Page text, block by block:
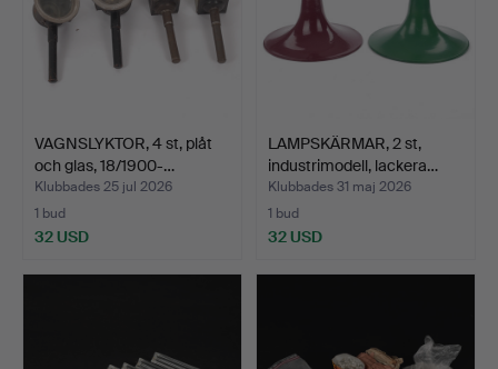
VAGNSLYKTOR, 4 st, plåt
och glas, 18/1900-…
Klubbades 25 jul 2026
1 bud
32 USD
LAMPSKÄRMAR, 2 st,
industrimodell, lackera…
Klubbades 31 maj 2026
1 bud
32 USD